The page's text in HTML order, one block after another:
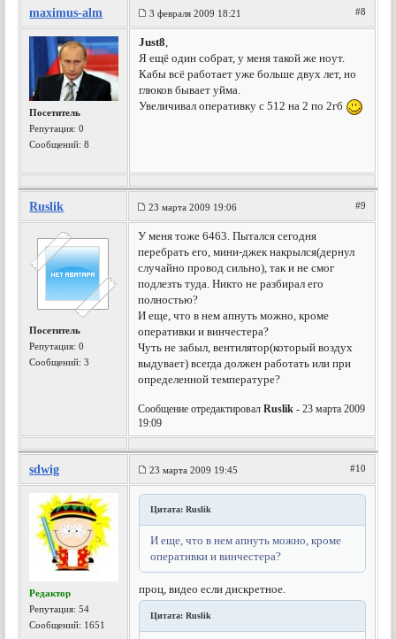
maximus-alm 3 февраля 2009 18:21 #8
Посетитель
Репутация:0
Сообщений: 8
Just8,
Я ещё один собрат, у меня такой же ноут.
Кабы всё работает уже больше двух лет, но
глюков бывает уйма.
Увеличивал оперативку с 512 на 2 по 2гб
Ruslik 23 марта 2009 19:06 #9
Посетитель
Репутация:0
Сообщений: 3
У меня тоже 6463. Пытался сегодня
перебрать его, мини-джек накрылся(дернул
случайно провод сильно), так и не смог
подлезть туда. Никто не разбирал его
полностью?
И еще, что в нем апнуть можно, кроме
оперативки и винчестера?
Чуть не забыл, вентилятор(который воздух
выдувает) всегда должен работать или при
определенной температуре?
Сообщение отредактировалRuslik - 23 марта 2009
19:09
sdwig 23 марта 2009 19:45 #10
Редактор
Репутация:54
Сообщений: 1651
Цитата: Ruslik
И еще, что в нем апнуть можно, кроме
оперативки и винчестера?
проц, видео если дискретное.
Цитата: Ruslik